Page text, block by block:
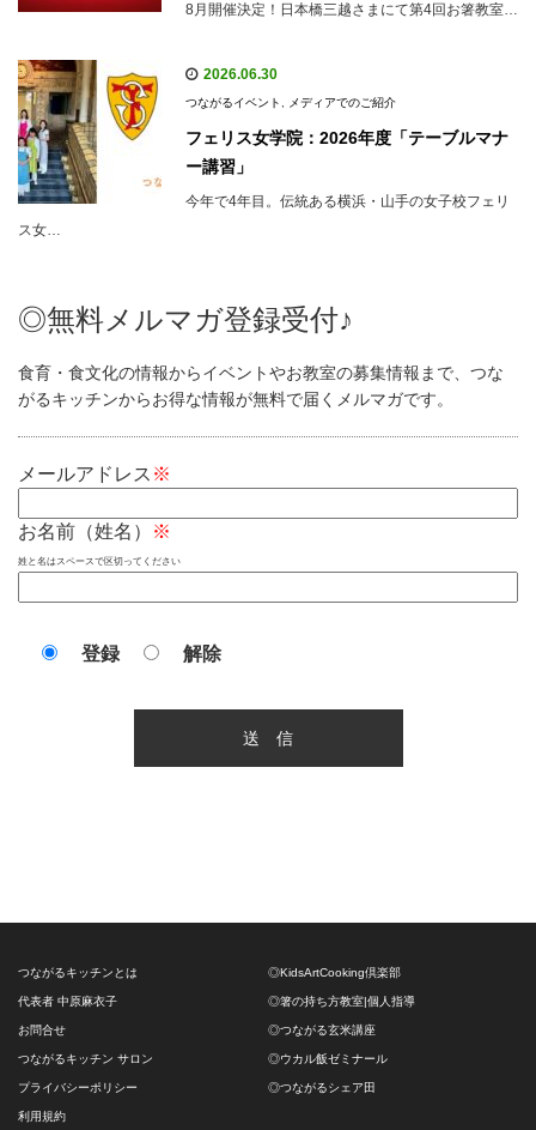
8月開催決定！日本橋三越さまにて第4回お箸教室…
2026.06.30
つながるイベント , メディアでのご紹介
フェリス女学院：2026年度「テーブルマナ
ー講習」
今年で4年目。伝統ある横浜・山手の女子校フェリ
ス女…
◎無料メルマガ登録受付♪
食育・食文化の情報からイベントやお教室の募集情報まで、つな
がるキッチンからお得な情報が無料で届くメルマガです。
メールアドレス ※
お名前（姓名） ※
姓と名はスペースで区切ってください
登録 解除
つながるキッチンとは
代表者 中原麻衣子
お問合せ
つながるキッチン サロン
プライバシーポリシー
利用規約
◎KidsArtCooking倶楽部
◎箸の持ち方教室|個人指導
◎つながる玄米講座
◎ウカル飯ゼミナール
◎つながるシェア田